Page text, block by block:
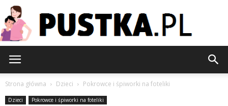
Strona główna Dzieci Pokrowce i śpiworki na foteliki
Dzieci Pokrowce i śpiworki na foteliki